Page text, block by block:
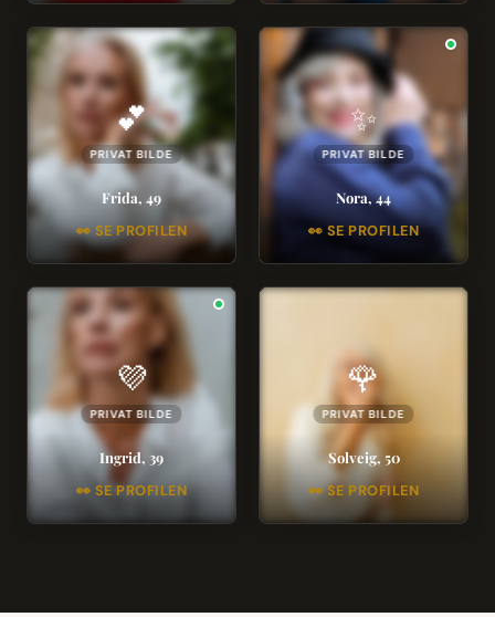
💕
PRIVAT BILDE
Frida, 49
👀 SE PROFILEN
✨
PRIVAT BILDE
Nora, 44
👀 SE PROFILEN
💜
PRIVAT BILDE
Ingrid, 39
👀 SE PROFILEN
🌹
PRIVAT BILDE
Solveig, 50
👀 SE PROFILEN